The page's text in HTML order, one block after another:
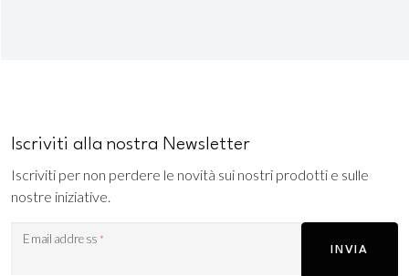
Iscriviti alla nostra Newsletter
Iscriviti per non perdere le novità sui nostri prodotti e sulle
nostre iniziative.
Email address *
INVIA